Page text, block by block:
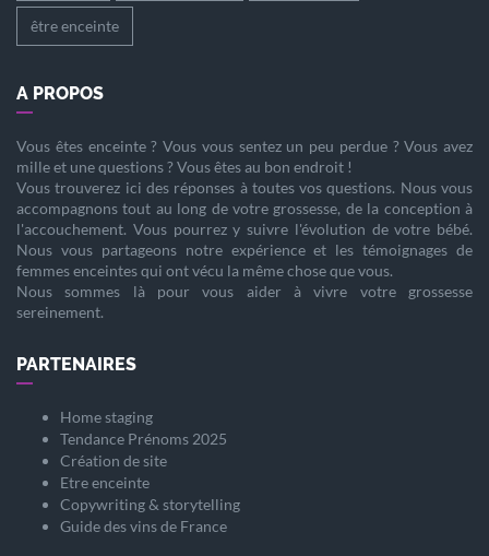
être enceinte
A PROPOS
Vous êtes enceinte? Vous vous sentez un peu perdue ? Vous avez
mille et une questions ? Vous êtes au bon endroit !
Vous trouverez ici des réponses à toutes vos questions. Nous vous
accompagnons tout au long de votre grossesse, de la conception à
l'accouchement. Vous pourrez y suivre l'évolution de votre bébé.
Nous vous partageons notre expérience et les témoignages de
femmes enceintes qui ont vécu la même chose que vous.
Nous sommes là pour vous aider à vivre votre grossesse
sereinement.
PARTENAIRES
Home staging
Tendance Prénoms 2025
Création de site
Etre enceinte
Copywriting & storytelling
Guide des vins de France